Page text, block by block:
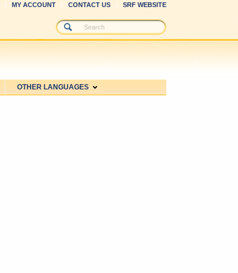
MY ACCOUNT CONTACT US SRF WEBSITE
OTHER LANGUAGES